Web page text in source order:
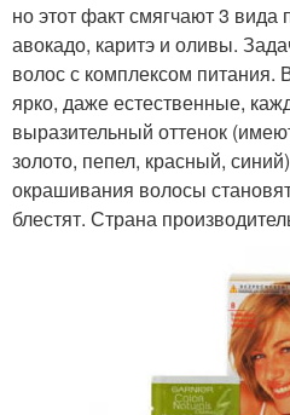
но этот факт смягчают 3
авокадо, каритэ и оливы.
волос с комплексом питания.
ярко, даже естественные,
выразительный оттенок
золото, пепел, красный,
окрашивания волосы
блестят. Страна